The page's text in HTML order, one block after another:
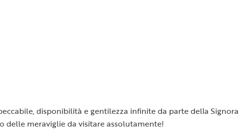
disponibilità e gentilezza infinite da parte della Signora
delle meraviglie da visitare assolutamente!